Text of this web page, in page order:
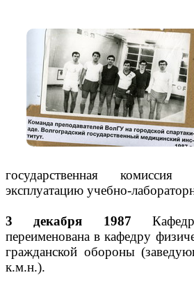
государственная
эксплуатацию учебно-
3 декабря 1987
переименована в кафедру
гражданской обороны
к.м.н.).